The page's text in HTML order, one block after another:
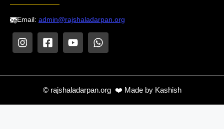
Email: admin@rajshaladarpan.org
© rajshaladarpan.org ❤️ Made by Kashish